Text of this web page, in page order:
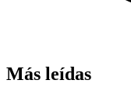
Más leídas